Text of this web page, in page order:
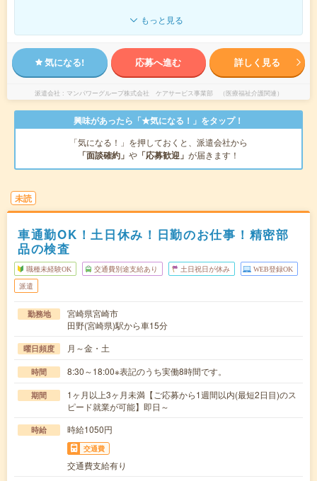
もっと見る
気になる! 応募へ進む 詳しく見る
派遣会社 マンパワーグループ株式会社 ケアサービス事業部 （医療福祉介護関連）
興味があったら「★気になる！」をタップ！
「気になる！」を押しておくと、派遣会社から
「面談確約」 や 「応募歓迎」 が届きます！
未読
車通勤OK！土日休み！日勤のお仕事！精密部
品の検査
職種未経験OK 交通費別途支給あり 土日祝日が休み WEB登録OK
派遣
勤務地
宮崎県宮崎市
田野(宮崎県)駅から車15分
曜日頻度 月～金・土
時間 8:30～18:00※表記のうち実働8時間です。
期間
1ヶ月以上3ヶ月未満【ご応募から1週間以内(最短2日目)のス
ピード就業が可能】即日～
時給 時給1050円
交通費
交通費支給有り